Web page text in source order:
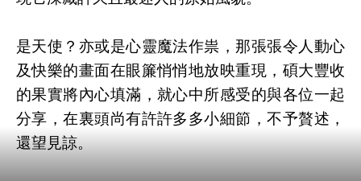
是天使？亦或是心靈魔法作祟，那張張令人動心
及快樂的畫面在眼簾悄悄地放映重現，碩大豐收
的果實將內心填滿，就心中所感受的與各位一起
分享，在裏頭尚有許許多多小細節，不予贅述，
還望見諒。